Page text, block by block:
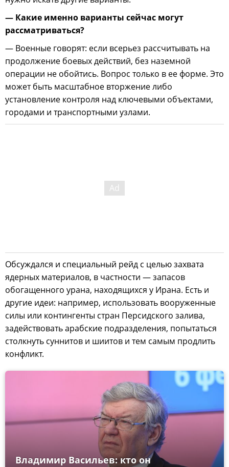
— Какие именно варианты сейчас могут
рассматриваться?
— Военные говорят: если всерьез рассчитывать на
продолжение боевых действий, без наземной
операции не обойтись. Вопрос только в ее форме. Это
может быть масштабное вторжение либо
установление контроля над ключевыми объектами,
городами и транспортными узлами.
Обсуждался и специальный рейд с целью захвата
ядерных материалов, в частности — запасов
обогащенного урана, находящихся у Ирана. Есть и
другие идеи: например, использовать вооруженные
силы или контингенты стран Персидского залива,
задействовать арабские подразделения, попытаться
столкнуть суннитов и шиитов и тем самым продлить
конфликт.
Владимир Васильев: кто он